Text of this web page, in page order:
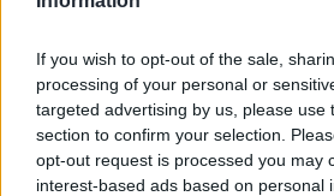
If you wish to opt-out of the sale,
processing of your personal or
targeted advertising by us, please use
section to confirm your selection.
opt-out request is processed you may
interest-based ads based on personal
Prečo si vybrať
Nábytková noha s rektifikáciou od
Mobart. Rozmer profilu je 40x40
60x60 mm. Regulácia +20 mm.